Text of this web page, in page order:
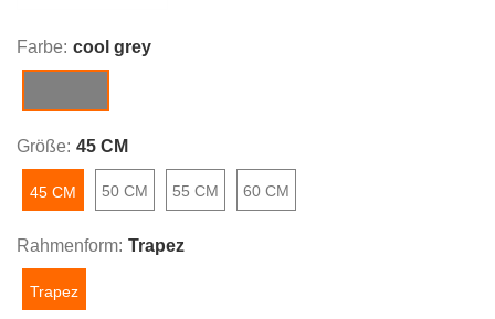
Farbe: cool grey
Größe: 45 CM
45 CM 50 CM 55 CM 60 CM
Rahmenform: Trapez
Trapez